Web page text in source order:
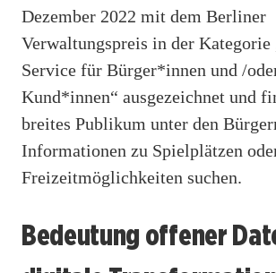
Dezember 2022 mit dem Berliner
Verwaltungspreis in der
Service für Bürger*innen und /
Kund*innen“ ausgezeichnet und
breites Publikum unter den
Informationen zu Spielplätzen
Freizeitmöglichkeiten suchen.
Bedeutung offener